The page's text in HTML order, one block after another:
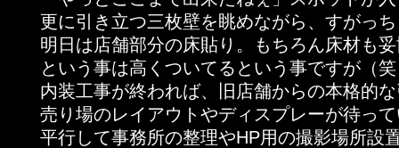
更に引き立つ三枚壁を眺めながら、すがっ
明日は店舗部分の床貼り。もちろん床材も
という事は高くついてるという事ですが（
内装工事が終われば、旧店舗からの本格的
売り場のレイアウトやディスプレーが待っ
平行して事務所の整理やHP用の撮影場所設